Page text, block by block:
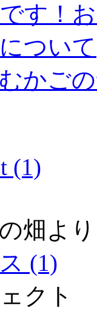
す！
ついて
かご
(1)
畑より
(1)
クト